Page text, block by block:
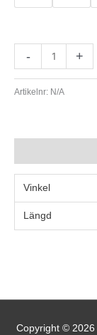
- +
Artikelnr: N/A
Vinkel
Längd
Copyright © 2026